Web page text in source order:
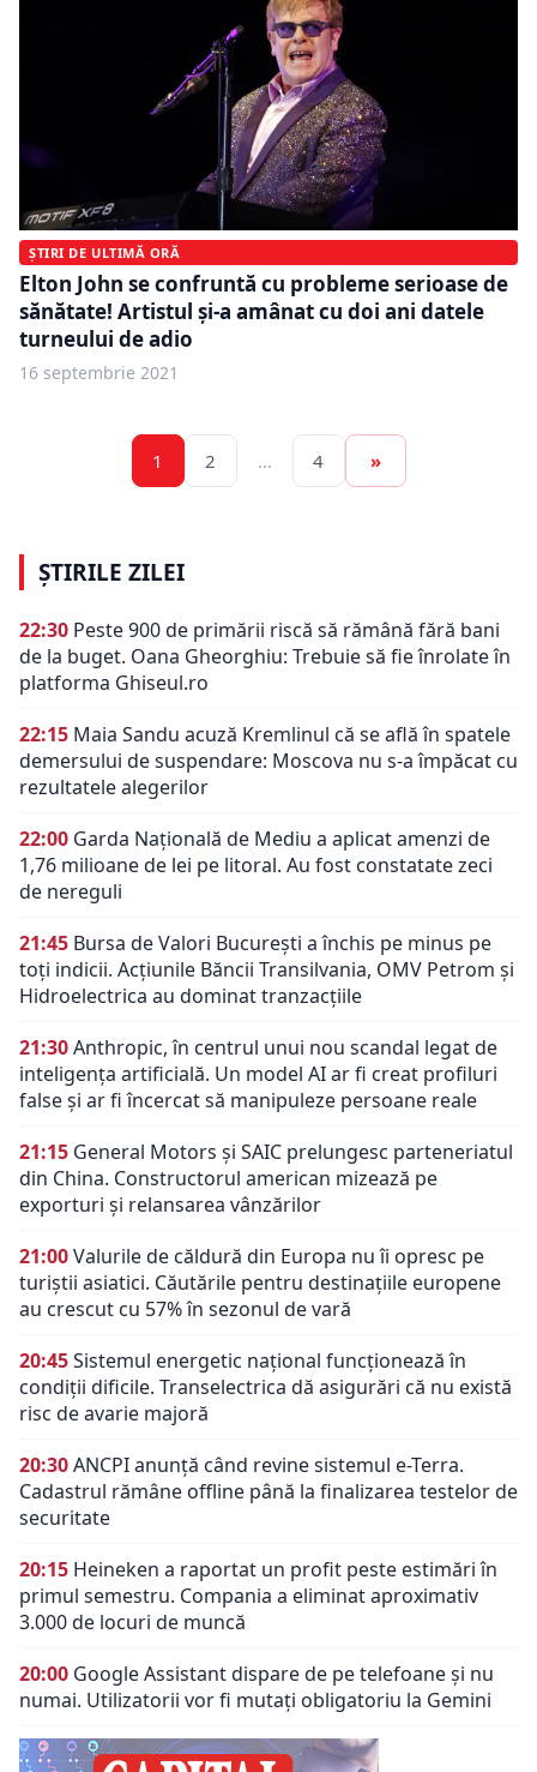
ȘTIRI DE ULTIMĂ ORĂ
Elton John se confruntă cu probleme serioase de
sănătate! Artistul și-a amânat cu doi ani datele
turneului de adio
16 septembrie 2021
1 2 … 4 »
ȘTIRILE ZILEI
22:30 Peste 900 de primării riscă să rămână fără bani
de la buget. Oana Gheorghiu: Trebuie să fie înrolate în
platforma Ghiseul.ro
22:15 Maia Sandu acuză Kremlinul că se află în spatele
demersului de suspendare: Moscova nu s-a împăcat cu
rezultatele alegerilor
22:00 Garda Națională de Mediu a aplicat amenzi de
1,76 milioane de lei pe litoral. Au fost constatate zeci
de nereguli
21:45 Bursa de Valori București a închis pe minus pe
toți indicii. Acțiunile Băncii Transilvania, OMV Petrom și
Hidroelectrica au dominat tranzacțiile
21:30Anthropic, în centrul unui nou scandal legat de
inteligența artificială. Un model AI ar fi creat profiluri
false și ar fi încercat să manipuleze persoane reale
21:15 General Motors și SAIC prelungesc parteneriatul
din China. Constructorul american mizează pe
exporturi și relansarea vânzărilor
21:00Valurile de căldură din Europa nu îi opresc pe
turiștii asiatici. Căutările pentru destinațiile europene
au crescut cu 57% în sezonul de vară
20:45Sistemul energetic național funcționează în
condiții dificile. Transelectrica dă asigurări că nu există
risc de avarie majoră
20:30ANCPI anunță când revine sistemul e-Terra.
Cadastrul rămâne offline până la finalizarea testelor de
securitate
20:15 Heineken a raportat un profit peste estimări în
primul semestru. Compania a eliminat aproximativ
3.000 de locuri de muncă
20:00 Google Assistant dispare de pe telefoane și nu
numai. Utilizatorii vor fi mutați obligatoriu la Gemini